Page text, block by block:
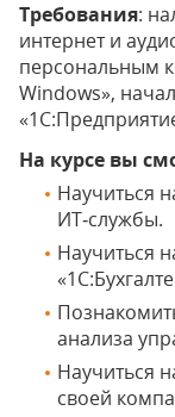
Требования:
интернет и
персональным
Windows»,
На курсе вы
Научиться
ИТ‑службы.
Научиться
анализа
Научиться
своей